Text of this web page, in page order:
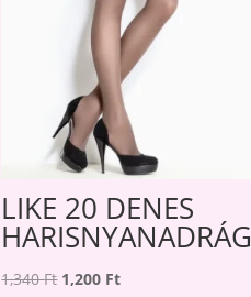
LIKE 20 DENES
HARISNYANADRÁG
1,340Ft Original
1,200 FtCurrent